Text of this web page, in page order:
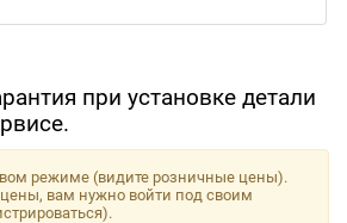
при установке детали
режиме (видите розничные цены).
вам нужно войти под своим